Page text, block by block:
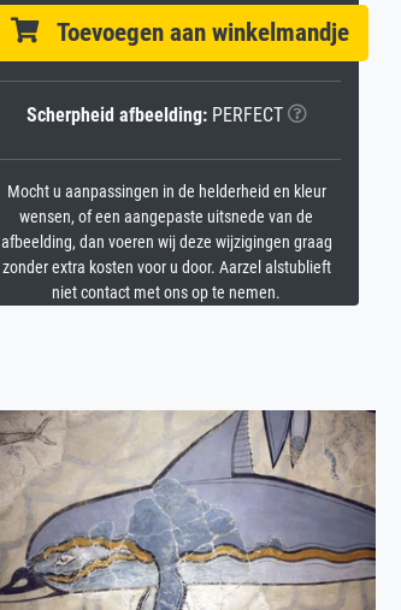
Toevoegen aan winkelmandje
Scherpheid afbeelding:PERFECT
Mocht u aanpassingen in de helderheid en kleur
wensen, of een aangepaste uitsnede van de
afbeelding, dan voeren wij deze wijzigingen graag
zonder extra kosten voor u door. Aarzel alstublieft
niet contact met ons op te nemen.